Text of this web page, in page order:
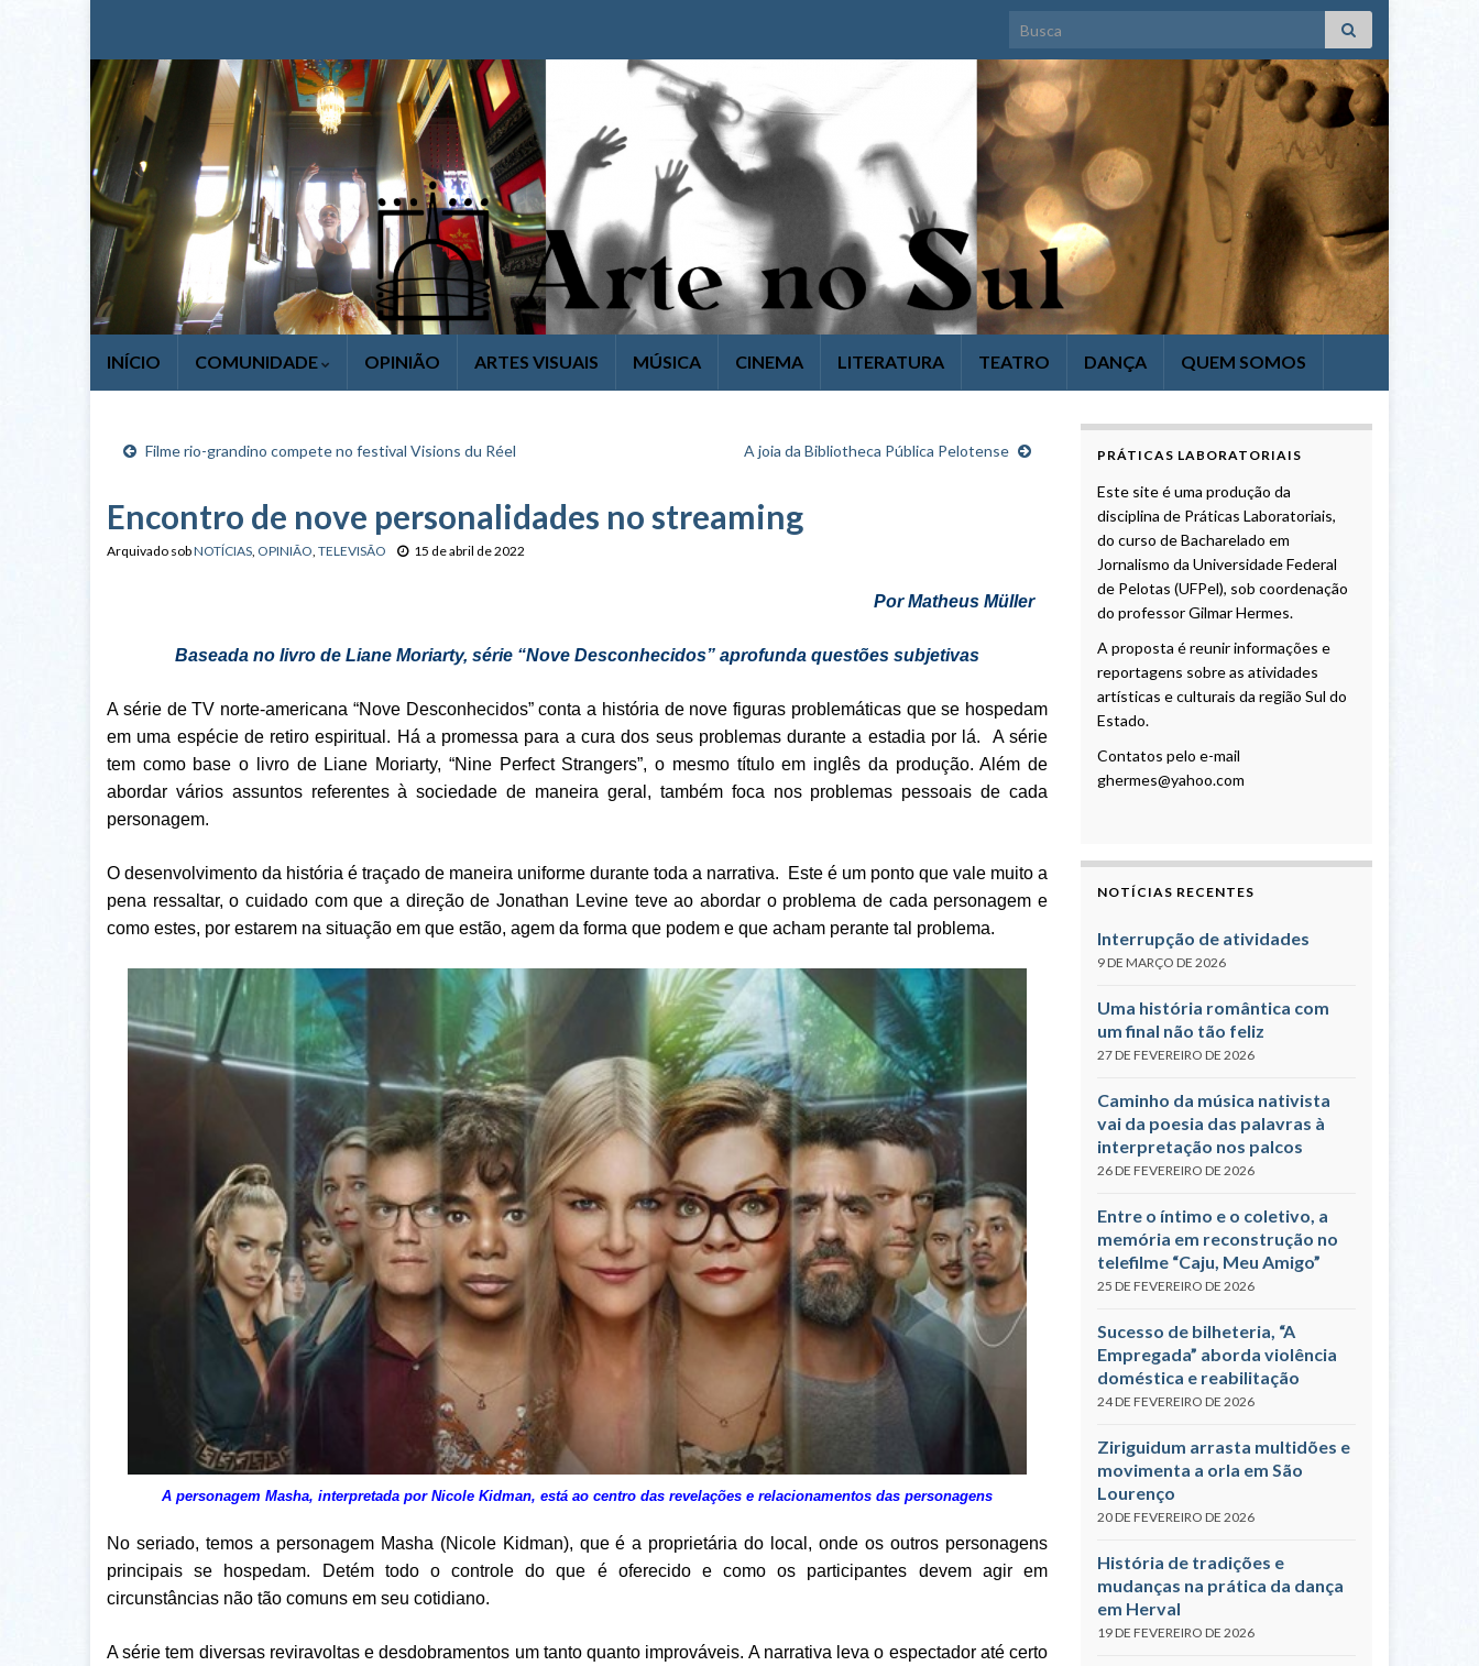
Search for:
INÍCIO COMUNIDADE OPINIÃO ARTES VISUAIS MÚSICA CINEMA LITERATURA TEATRO DANÇA QUEM SOMOS
Filme rio-grandino compete no festival Visions du Réel A joia da Bibliotheca Pública Pelotense
Encontro de nove personalidades no streaming
Arquivado sobNOTÍCIAS, OPINIÃO, TELEVISÃO 15 de abril de 2022
Por Matheus Müller
Baseada no livro de Liane Moriarty, série “Nove Desconhecidos” aprofunda questões subjetivas
A série de TV norte-americana “Nove Desconhecidos” conta a história de nove figuras problemáticas que se hospedam
em uma espécie de retiro espiritual. Há a promessa para a cura dos seus problemas durante a estadia por lá. A série
tem como base o livro de Liane Moriarty, “Nine Perfect Strangers”, o mesmo título em inglês da produção. Além de
abordar vários assuntos referentes à sociedade de maneira geral, também foca nos problemas pessoais de cada
personagem.
O desenvolvimento da história é traçado de maneira uniforme durante toda a narrativa. Este é um ponto que vale muito a
pena ressaltar, o cuidado com que a direção de Jonathan Levine teve ao abordar o problema de cada personagem e
como estes, por estarem na situação em que estão, agem da forma que podem e que acham perante tal problema.
A personagem Masha, interpretada por Nicole Kidman, está ao centro das revelações e relacionamentos das personagens
No seriado, temos a personagem Masha (Nicole Kidman), que é a proprietária do local, onde os outros personagens
principais se hospedam. Detém todo o controle do que é oferecido e como os participantes devem agir em
circunstâncias não tão comuns em seu cotidiano.
A série tem diversas reviravoltas e desdobramentos um tanto quanto improváveis. A narrativa leva o espectador até certo
PRÁTICAS LABORATORIAIS
Este site é uma produção da
disciplina de Práticas Laboratoriais,
do curso de Bacharelado em
Jornalismo da Universidade Federal
de Pelotas (UFPel), sob coordenação
do professor Gilmar Hermes.
A proposta é reunir informações e
reportagens sobre as atividades
artísticas e culturais da região Sul do
Estado.
Contatos pelo e-mail
ghermes@yahoo.com
NOTÍCIAS RECENTES
Interrupção de atividades
9 DE MARÇO DE 2026
Uma história romântica com
um final não tão feliz
27 DE FEVEREIRO DE 2026
Caminho da música nativista
vai da poesia das palavras à
interpretação nos palcos
26 DE FEVEREIRO DE 2026
Entre o íntimo e o coletivo, a
memória em reconstrução no
telefilme “Caju, Meu Amigo”
25 DE FEVEREIRO DE 2026
Sucesso de bilheteria, “A
Empregada” aborda violência
doméstica e reabilitação
24 DE FEVEREIRO DE 2026
Ziriguidum arrasta multidões e
movimenta a orla em São
Lourenço
20 DE FEVEREIRO DE 2026
História de tradições e
mudanças na prática da dança
em Herval
19 DE FEVEREIRO DE 2026